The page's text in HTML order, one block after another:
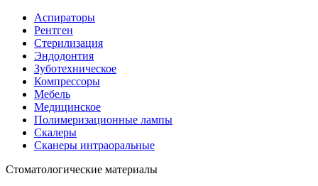
Аспираторы
Рентген
Стерилизация
Эндодонтия
Зуботехническое
Компрессоры
Мебель
Медицинское
Полимеризационные лампы
Скалеры
Сканеры интраоральные
Стоматологические материалы